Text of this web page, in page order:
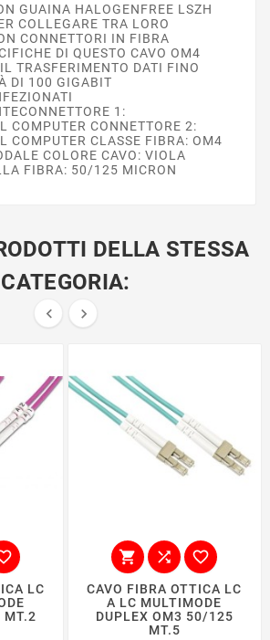
GUAINA HALOGENFREE LSZH
COLLEGARE TRA LORO
CONNETTORI IN FIBRA
DI QUESTO CAVO OM4
TRASFERIMENTO DATI FINO
DI 100 GIGABIT
1:
COMPUTER CONNETTORE 2:
COMPUTER CLASSE FIBRA: OM4
COLORE CAVO: VIOLA
FIBRA: 50/125 MICRON
DELLA STESSA
CATEGORIA:
 
LC
MT.2
  
CAVO FIBRA OTTICA LC
A LC MULTIMODE
DUPLEX OM3 50/125
MT.5